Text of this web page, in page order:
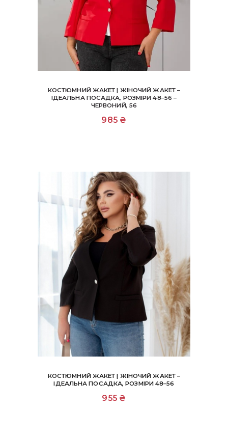
КОСТЮМНИЙ ЖАКЕТ | ЖІНОЧИЙ ЖАКЕТ –
ІДЕАЛЬНА ПОСАДКА, РОЗМІРИ 48–56 –
ЧЕРВОНИЙ, 56
985 ₴
КОСТЮМНИЙ ЖАКЕТ | ЖІНОЧИЙ ЖАКЕТ –
ІДЕАЛЬНА ПОСАДКА, РОЗМІРИ 48–56
955 ₴